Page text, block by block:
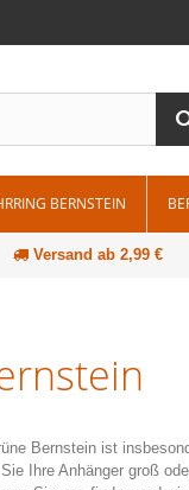
BERNSTEIN
Versand ab 2,99 €
Bernstein ist
Ihre Anhänger groß